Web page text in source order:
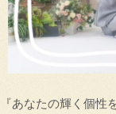
『あなたの輝く個性